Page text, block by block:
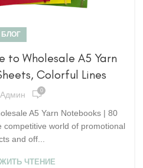
БЛОГ
to Wholesale A5 Yarn
Colorful Lines
0
A5 Yarn Notebooks | 80
competitive world of promotional
and off...
ЧТЕНИЕ